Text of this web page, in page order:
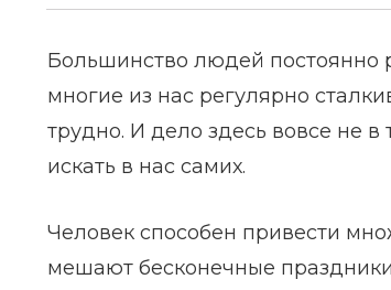
Большинство людей постоянно
многие из нас регулярно
трудно. И дело здесь вовсе не
искать в нас самих.
Человек способен привести
мешают бесконечные